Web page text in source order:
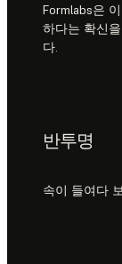
Formlabs은
하다는 확신
다.
반투명
속이 들여다